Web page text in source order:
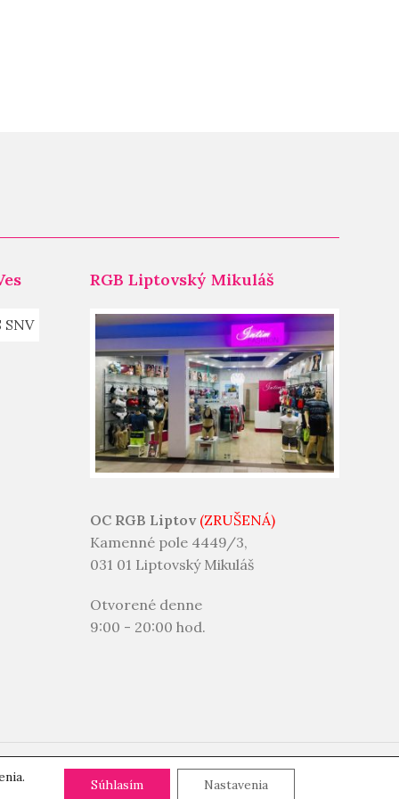
RGB Liptovský Mikuláš
OC RGB Liptov (ZRUŠENÁ)
Kamenné pole 4449/3,
031 01 Liptovský Mikuláš
Otvorené denne
9:00 - 20:00 hod.
Podporujeme platby:
Súhlasím Nastavenia